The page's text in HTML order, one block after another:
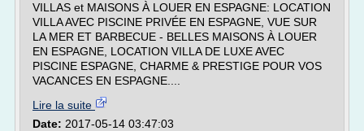
VILLAS et MAISONS À LOUER EN ESPAGNE: LOCATION
VILLA AVEC PISCINE PRIVÉE EN ESPAGNE, VUE SUR
LA MER ET BARBECUE - BELLES MAISONS À LOUER
EN ESPAGNE, LOCATION VILLA DE LUXE AVEC
PISCINE ESPAGNE, CHARME & PRESTIGE POUR VOS
VACANCES EN ESPAGNE....
Lire la suite
Date: 2017-05-14 03:47:03